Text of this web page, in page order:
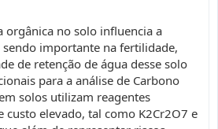
orgânica no solo influencia a
importante na fertilidade,
de retenção de água desse solo
para a análise de Carbono
solos utilizam reagentes
custo elevado, tal como K2Cr2O7 e